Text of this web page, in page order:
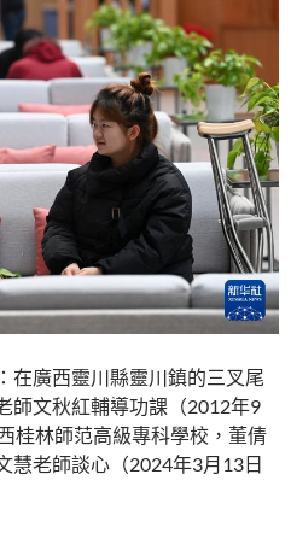
在廣西靈川縣靈川鎮的三叉尾
師文秋紅輔導功課（2012年9
桂林師范高級專科學校，董倩
慧老師談心（2024年3月13日